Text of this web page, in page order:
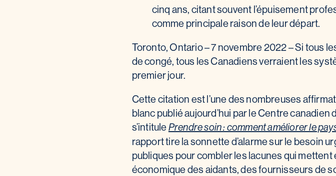
cinq ans, citant souvent l’épuisement
comme principale raison de leur départ.
Toronto, Ontario – 7 novembre 2022 – Si tous
de congé, tous les Canadiens verraient les
premier jour.
Cette citation est l’une des nombreuses
blanc publié aujourd’hui par le Centre canadien
s’intitulePrendre soin : comment améliorer le
rapport tire la sonnette d’alarme sur le besoin
publiques pour combler les lacunes qui
économique des aidants, des fournisseurs de